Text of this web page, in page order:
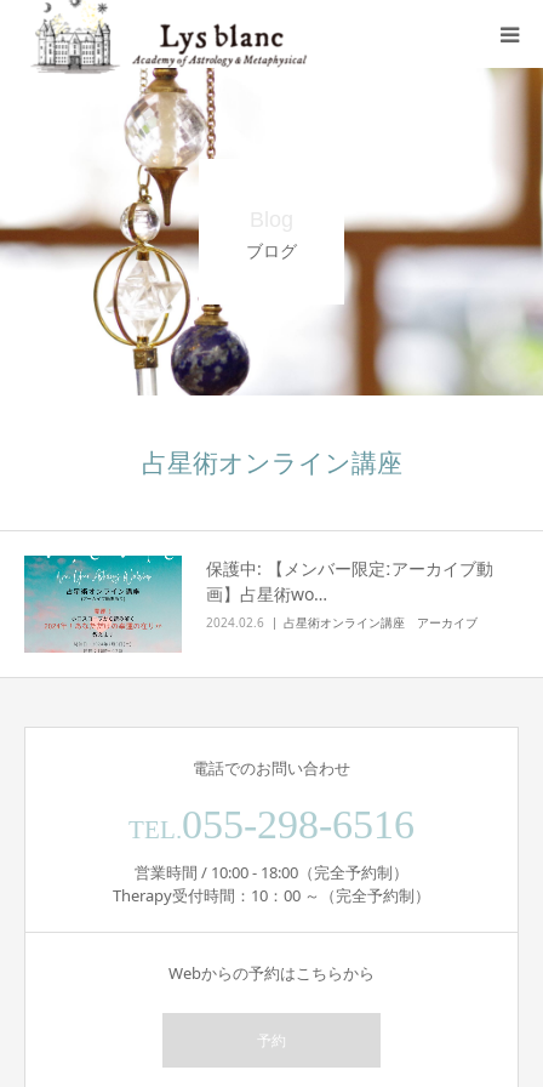
ブログ
占星術オンライン講座
保護中: 【メンバー限定ːアーカイブ動
画】占星術wo…
2024.02.6 占星術オンライン講座 アーカイブ
電話でのお問い合わせ
TEL.055-298-6516
営業時間 / 10:00 - 18:00（完全予約制）
Therapy受付時間：10：00 ～（完全予約制）
Webからの予約はこちらから
予約
プロフィール
メニュー
ウェブショップ
店舗案内
お問い合わせ